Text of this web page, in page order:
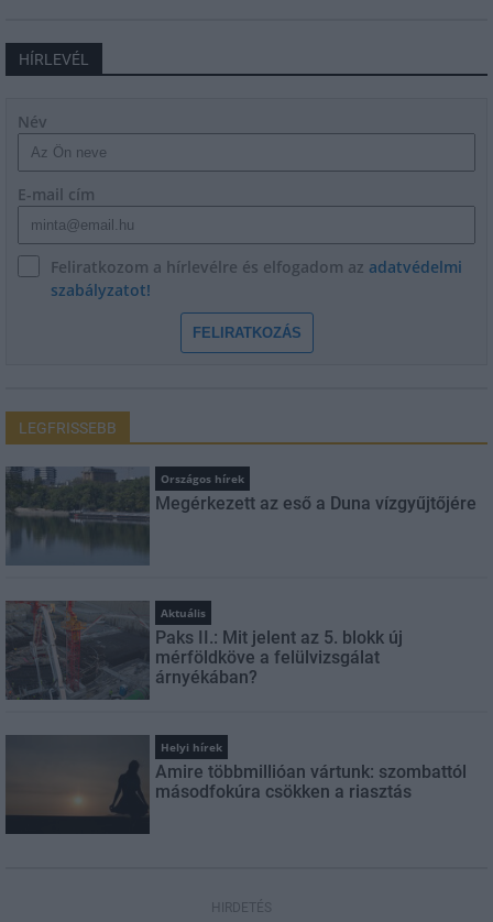
HÍRLEVÉL
Név
E-mail cím
Feliratkozom a hírlevélre és elfogadom az adatvédelmi
szabályzatot!
FELIRATKOZÁS
LEGFRISSEBB
Országos hírek
Megérkezett az eső a Duna vízgyűjtőjére
Aktuális
Paks II.: Mit jelent az 5. blokk új
mérföldköve a felülvizsgálat
árnyékában?
Helyi hírek
Amire többmillióan vártunk: szombattól
másodfokúra csökken a riasztás
HIRDETÉS